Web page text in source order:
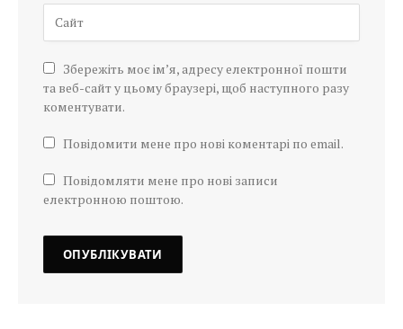
Збережіть моє ім’я, адресу електронної пошти
та веб-сайт у цьому браузері, щоб наступного разу
коментувати.
Повідомити мене про нові коментарі по email.
Повідомляти мене про нові записи
електронною поштою.